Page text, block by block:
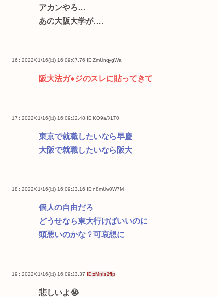
アカンやろ…
あの大阪大学が….
16 : 2022/01/16(日) 16:09:07.76 ID:ZmUnqygWa
阪大法ガ●ジのスレに貼ってきて
17 : 2022/01/16(日) 16:09:22.48 ID:KO9a/XLT0
東京で就職したいなら早慶
大阪で就職したいなら阪大
18 : 2022/01/16(日) 16:09:23.16 ID:n8mUw0W7M
個人の自由だろ
どうせなら東大行けばいいのに
頭悪いのかな？可哀想に
19 : 2022/01/16(日) 16:09:23.37 ID:zMnls2flp
悲しいよ😭